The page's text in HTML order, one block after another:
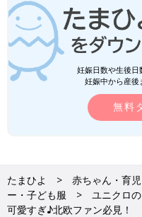
妊娠日数や生後日
妊娠中から産後
無料
たまひよ 赤ちゃん・育児
ー・子ども服
ユニクロ
可愛すぎ♪北欧ファン必見！